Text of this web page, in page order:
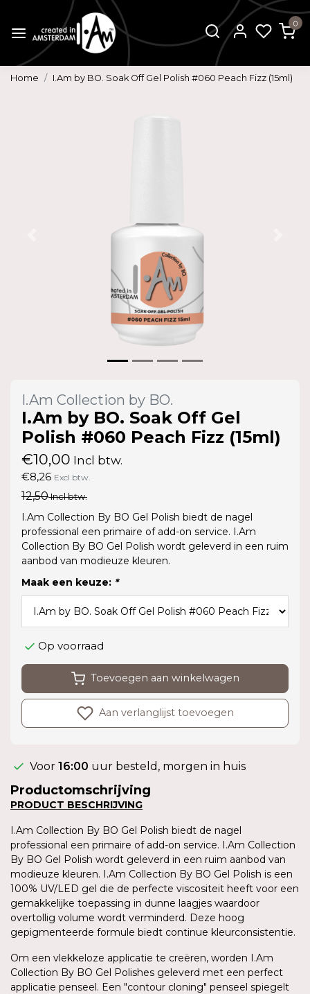
0
Home I.Am by BO. Soak Off Gel Polish #060 Peach Fizz (15ml)
I.Am Collection by BO.
I.Am by BO. Soak Off Gel
Polish #060 Peach Fizz (15ml)
€10,00 Incl btw.
€8,26 Excl btw.
12,50Incl btw.
I.Am Collection By BO Gel Polish biedt de nagel
professional een primaire of add-on service. I.Am
Collection By BO Gel Polish wordt geleverd in een ruim
aanbod van modieuze kleuren.
Maak een keuze: *
Op voorraad
Toevoegen aan winkelwagen
Aan verlanglijst toevoegen
Voor 16:00 uur besteld, morgen in huis
Productomschrijving
PRODUCT BESCHRIJVING
I.Am Collection By BO Gel Polish biedt de nagel
professional een primaire of add-on service. I.Am Collection
By BO Gel Polish wordt geleverd in een ruim aanbod van
modieuze kleuren. I.Am Collection By BO Gel Polish is een
100% UV/LED gel die de perfecte viscositeit heeft voor een
gemakkelijke toepassing in dunne laagjes waardoor
overtollig volume wordt verminderd. Deze hoog
gepigmenteerde formule biedt continue kleurconsistentie.
Om een vlekkeloze applicatie te creëren, worden I.Am
Collection By BO Gel Polishes geleverd met een perfect
applicatie penseel. Een "contour cloning" penseel spiegelt